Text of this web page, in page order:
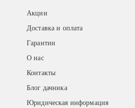
Акции
Доставка и оплата
Гарантии
О нас
Контакты
Блог дачника
Юридическая информация